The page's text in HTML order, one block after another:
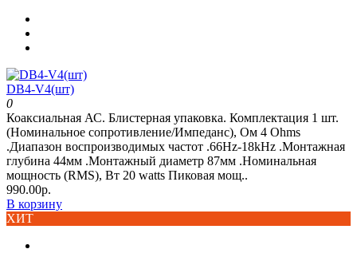
DB4-V4(шт)
0
Коаксиальная АС. Блистерная упаковка. Комплектация 1 шт.
(Номинальное сопротивление/Импеданс), Ом 4 Ohms
.Диапазон воспроизводимых частот .66Hz-18kHz .Монтажная
глубина 44мм .Монтажный диаметр 87мм .Номинальная
мощность (RMS), Вт 20 watts Пиковая мощ..
990.00р.
В корзину
ХИТ